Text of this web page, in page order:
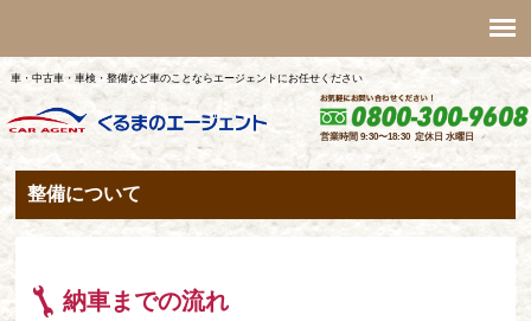
車・中古車・車検・整備など車のことならエージェントにお任せください
整備について
納車までの流れ